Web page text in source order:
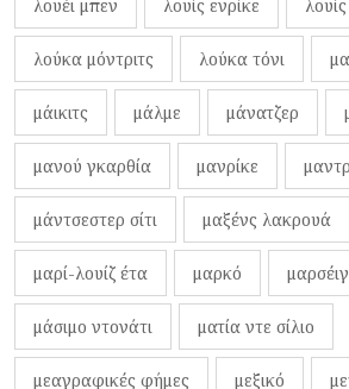
λουέι μπεν λουίς ενρίκε
λούκα μόντριτς λούκα τόνι
μάικιτς μάλμε μάνατζερ
μανού γκαρθία μανρίκε
μάντσεστερ σίτι μαξένς λακρουά
μαρί-λουίζ έτα μαρκό μαρσέιγ
μάσιμο ντονάτι ματία ντε σίλιο
μεαγραφικές φήμες μεξικό